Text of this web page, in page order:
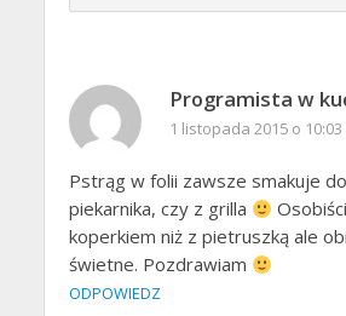
Programista w
1 listopada 2015 o 10:03
Pstrąg w folii zawsze smakuje
piekarnika, czy z grilla
koperkiem niż z pietruszką ale
świetne. Pozdrawiam
ODPOWIEDZ